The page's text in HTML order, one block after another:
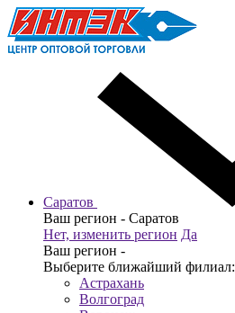
Саратов
Ваш регион - Саратов
Нет, изменить регион Да
Ваш регион -
Выберите ближайший филиал:
Астрахань
Волгоград